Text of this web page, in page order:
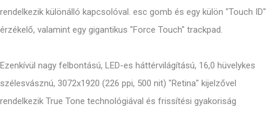
rendelkezik különálló kapcsolóval. esc gomb és egy külön "Touch ID"
érzékelő, valamint egy gigantikus "Force Touch" trackpad.
Ezenkívül nagy felbontású, LED-es háttérvilágítású, 16,0 hüvelykes
szélesvásznú, 3072x1920 (226 ppi, 500 nit) "Retina" kijelzővel
rendelkezik True Tone technológiával és frissítési gyakoriság